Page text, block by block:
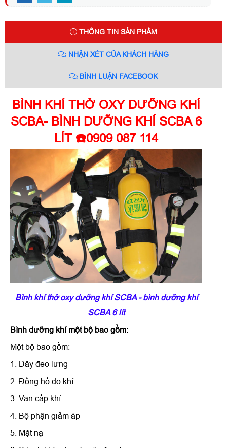
THÔNG TIN SẢN PHẨM
NHẬN XÉT CỦA KHÁCH HÀNG
BÌNH LUẬN FACEBOOK
BÌNH KHÍ THỞ OXY DƯỠNG KHÍ
SCBA- BÌNH DƯỠNG KHÍ SCBA 6
LÍT ☎️0909 087 114
Bình khí thở oxy dưỡng khí SCBA - bình dưỡng khí
SCBA 6 lít
Bình dưỡng khí một bộ bao gồm:
Một bộ bao gồm:
1. Dây đeo lưng
2. Đồng hồ đo khí
3. Van cấp khí
4. Bộ phận giảm áp
5. Mặt nạ